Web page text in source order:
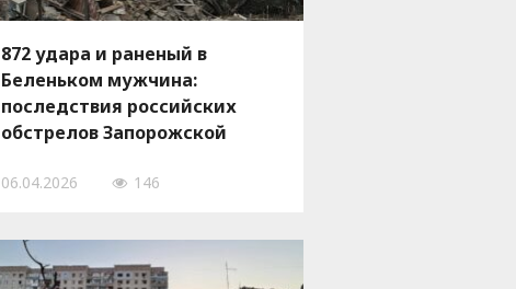
872 удара и раненый в
Беленьком мужчина:
последствия российских
обстрелов Запорожской
06.04.2026 146